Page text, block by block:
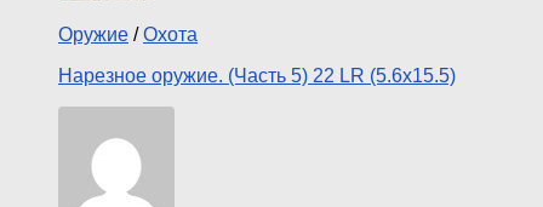
Оружие /Охота
Нарезное оружие. (Часть 5) 22 LR (5.6х15.5)